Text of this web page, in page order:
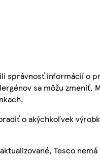
správnosť informácií o
sa môžu
o akýchkoľvek
Tesco